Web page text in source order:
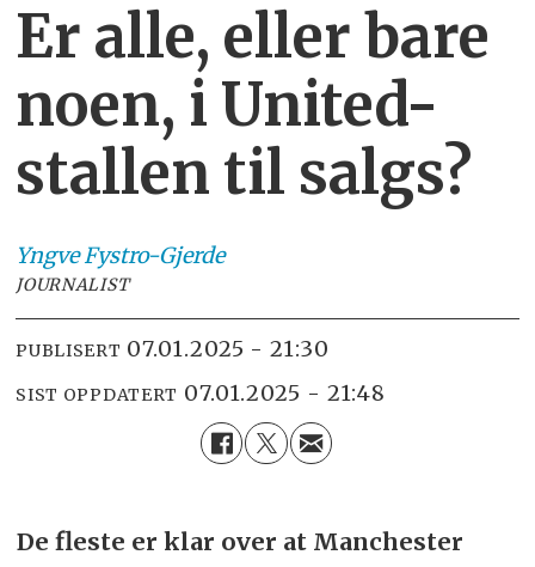
Er alle, eller bare
noen, i United-
stallen til salgs?
Yngve Fystro-Gjerde
JOURNALIST
PUBLISERT 07.01.2025 - 21:30
SIST OPPDATERT 07.01.2025 - 21:48
De fleste er klar over at Manchester